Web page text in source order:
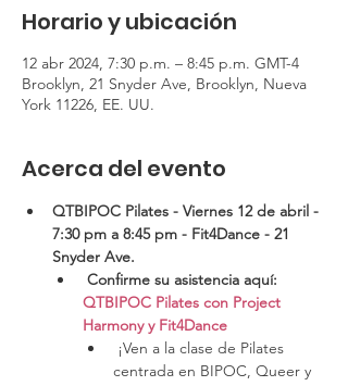
Horario y ubicación
12 abr 2024, 7:30 p.m. – 8:45 p.m. GMT-4
Brooklyn, 21 Snyder Ave, Brooklyn, Nueva
York 11226, EE. UU.
Acerca del evento
QTBIPOC Pilates - Viernes 12 de abril -
7:30 pm a 8:45 pm - Fit4Dance - 21
Snyder Ave.
Confirme su asistencia aquí:
QTBIPOC Pilates con Project
Harmony y Fit4Dance
centrada en BIPOC, Queer y